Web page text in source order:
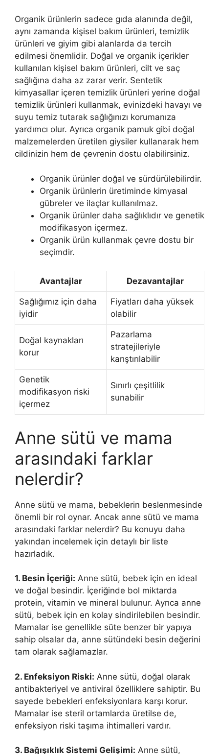
Organik ürünlerin sadece gıda alanında değil,
aynı zamanda kişisel bakım ürünleri, temizlik
ürünleri ve giyim gibi alanlarda da tercih
edilmesi önemlidir. Doğal ve organik içerikler
kullanılan kişisel bakım ürünleri, cilt ve saç
sağlığına daha az zarar verir. Sentetik
kimyasallar içeren temizlik ürünleri yerine doğal
temizlik ürünleri kullanmak, evinizdeki havayı ve
suyu temiz tutarak sağlığınızı korumanıza
yardımcı olur. Ayrıca organik pamuk gibi doğal
malzemelerden üretilen giysiler kullanarak hem
cildinizin hem de çevrenin dostu olabilirsiniz.
Organik ürünler doğal ve sürdürülebilirdir.
Organik ürünlerin üretiminde kimyasal
gübreler ve ilaçlar kullanılmaz.
Organik ürünler daha sağlıklıdır ve genetik
modifikasyon içermez.
Organik ürün kullanmak çevre dostu bir
seçimdir.
Avantajlar Dezavantajlar
Sağlığımız için daha
iyidir
Fiyatları daha yüksek
olabilir
Doğal kaynakları
korur
Pazarlama
stratejileriyle
karıştırılabilir
Genetik
modifikasyon riski
içermez
Sınırlı çeşitlilik
sunabilir
Anne sütü ve mama
arasındaki farklar
nelerdir?
Anne sütü ve mama, bebeklerin beslenmesinde
önemli bir rol oynar. Ancak anne sütü ve mama
arasındaki farklar nelerdir? Bu konuyu daha
yakından incelemek için detaylı bir liste
hazırladık.
1. Besin İçeriği: Anne sütü, bebek için en ideal
ve doğal besindir. İçeriğinde bol miktarda
protein, vitamin ve mineral bulunur. Ayrıca anne
sütü, bebek için en kolay sindirilebilen besindir.
Mamalar ise genellikle süte benzer bir yapıya
sahip olsalar da, anne sütündeki besin değerini
tam olarak sağlamazlar.
2. Enfeksiyon Riski: Anne sütü, doğal olarak
antibakteriyel ve antiviral özelliklere sahiptir. Bu
sayede bebekleri enfeksiyonlara karşı korur.
Mamalar ise steril ortamlarda üretilse de,
enfeksiyon riski taşıma ihtimalleri vardır.
3. Bağışıklık Sistemi Gelişimi: Anne sütü,